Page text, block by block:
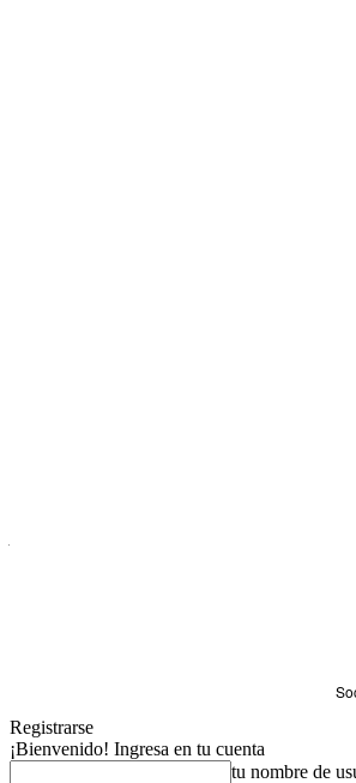
Registrarse
¡Bienvenido! Ingresa en tu cuenta
tu nombre de